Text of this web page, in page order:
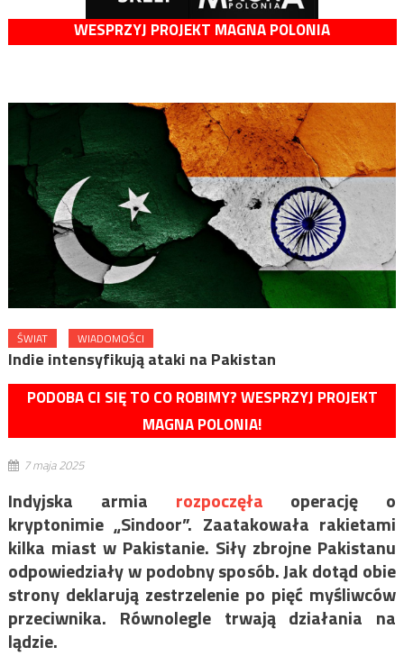
WESPRZYJ PROJEKT MAGNA POLONIA
ŚWIAT WIADOMOŚCI
Indie intensyfikują ataki na Pakistan
PODOBA CI SIĘ TO CO ROBIMY? WESPRZYJ PROJEKT
MAGNA POLONIA!
7 maja 2025
Indyjska armia rozpoczęła operację o
kryptonimie „Sindoor”. Zaatakowała rakietami
kilka miast w Pakistanie. Siły zbrojne Pakistanu
odpowiedziały w podobny sposób. Jak dotąd obie
strony deklarują zestrzelenie po pięć myśliwców
przeciwnika. Równolegle trwają działania na
lądzie.